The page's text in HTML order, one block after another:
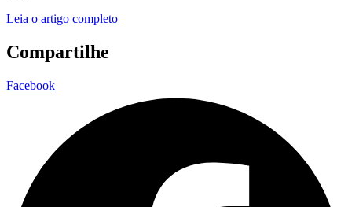
Leia o artigo completo
Compartilhe
Facebook